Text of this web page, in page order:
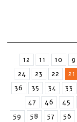
9
10
11
12
21
22
23
24
33
34
35
36
45
46
47
56
57
58
59